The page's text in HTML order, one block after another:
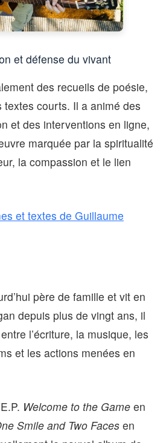
et défense du vivant
des recueils de poésie,
courts. Il a animé des
et des interventions en ligne,
marquée par la spiritualité
la compassion et le lien
et textes de Guillaume
père de famille et vit en
depuis plus de vingt ans, il
l’écriture, la musique, les
et les actions menées en
Welcome to the Game en
Smile and Two Faces en